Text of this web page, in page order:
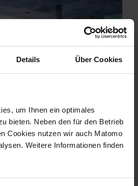
Details Über Cookies
um Ihnen ein optimales
bieten. Neben den für den Betrieb
Cookies nutzen wir auch Matomo
Weitere Informationen finden
Lines 2 von Wien
Schwedenplatz
Lines 3 von folgenden
Morzinplatz, Krieau,